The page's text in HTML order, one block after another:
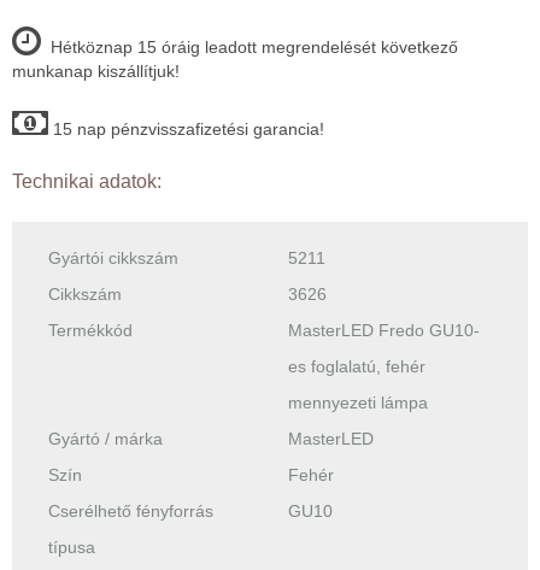
Hétköznap 15 óráig leadott megrendelését következő
munkanap kiszállítjuk!
15 nap pénzvisszafizetési garancia!
Technikai adatok:
Gyártói cikkszám
5211
Cikkszám
3626
Termékkód
MasterLED Fredo GU10-
es foglalatú, fehér
mennyezeti lámpa
Gyártó / márka
MasterLED
Szín
Fehér
Cserélhető fényforrás
típusa
GU10